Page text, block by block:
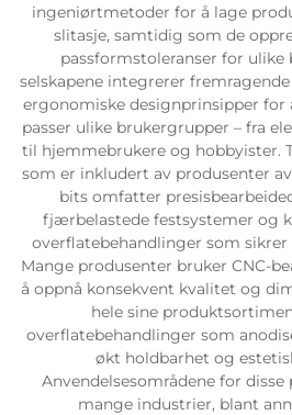
ingeniørtmetoder for å lage
slitasje, samtidig som de
passformstoleranser for ulike
selskapene integrerer
ergonomiske designprinsipper for
passer ulike brukergrupper – fra
til hjemmebrukere og hobbyister.
som er inkludert av produsenter
bits omfatter
fjærbelastede festsystemer og
overflatebehandlinger som
Mange produsenter bruker CNC-
å oppnå konsekvent kvalitet og
hele sine
overflatebehandlinger som
økt holdbarhet og
Anvendelsesområdene for
mange industrier, blant